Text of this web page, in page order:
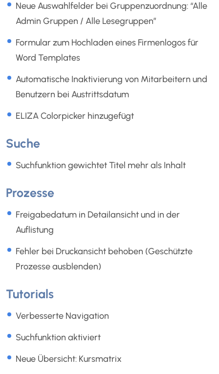
Neue Auswahlfelder bei Gruppenzuordnung: “Alle
Admin Gruppen / Alle Lesegruppen”
Formular zum Hochladen eines Firmenlogos für
Word Templates
Automatische Inaktivierung von Mitarbeitern und
Benutzern bei Austrittsdatum
ELIZA Colorpicker hinzugefügt
Suche
Suchfunktion gewichtet Titel mehr als Inhalt
Prozesse
Freigabedatum in Detailansicht und in der
Auflistung
Fehler bei Druckansicht behoben (Geschützte
Prozesse ausblenden)
Tutorials
Verbesserte Navigation
Suchfunktion aktiviert
Neue Übersicht: Kursmatrix